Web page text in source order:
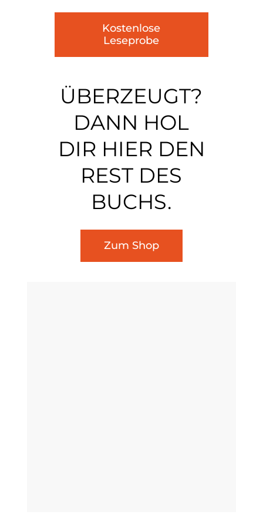
Kostenlose
Leseprobe
ÜBERZEUGT?
DANN HOL
DIR HIER DEN
REST DES
BUCHS.
Zum Shop